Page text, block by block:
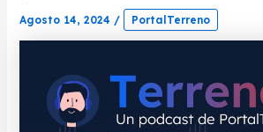
Agosto 14, 2024 / PortalTerreno